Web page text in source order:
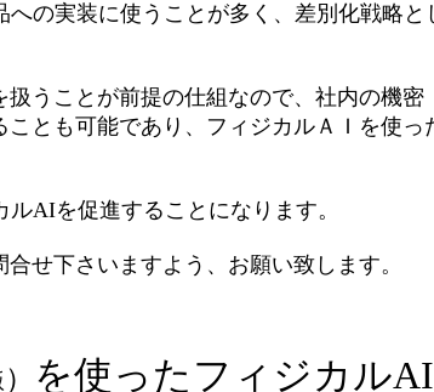
の実装に使うことが多く、差別化戦略と
うことが前提の仕組なので、社内の機密
とも可能であり、フィジカルＡＩを使っ
AIを促進することになります。
せ下さいますよう、お願い致します。
） を使ったフィジカル